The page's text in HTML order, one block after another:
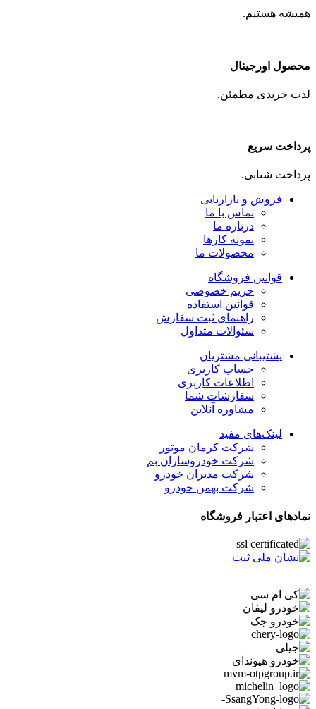
همیشه هستیم.
محصول اورجینال
لذت خریدی مطمئن.
پرداخت سریع
پرداخت شتابی.
فروش و بازاریابی
تماس با ما
درباره ما
نمونه کارها
محصولات ما
قوانین فروشگاه
حریم خصوصی
قوانین استفاده
راهنمای ثبت سفارش
سئوالات متداول
پشتیبانی مشتریان
حساب کاربری
اطلاعات کاربری
سفارشات شما
مشاوره آنلاین
لینک‌های مفید
شرکت کرمان موتور
شرکت خودروسازان بم
شرکت مدیران خودرو
شرکت بهمن خودرو
نمادهای اعتبار فروشگاه